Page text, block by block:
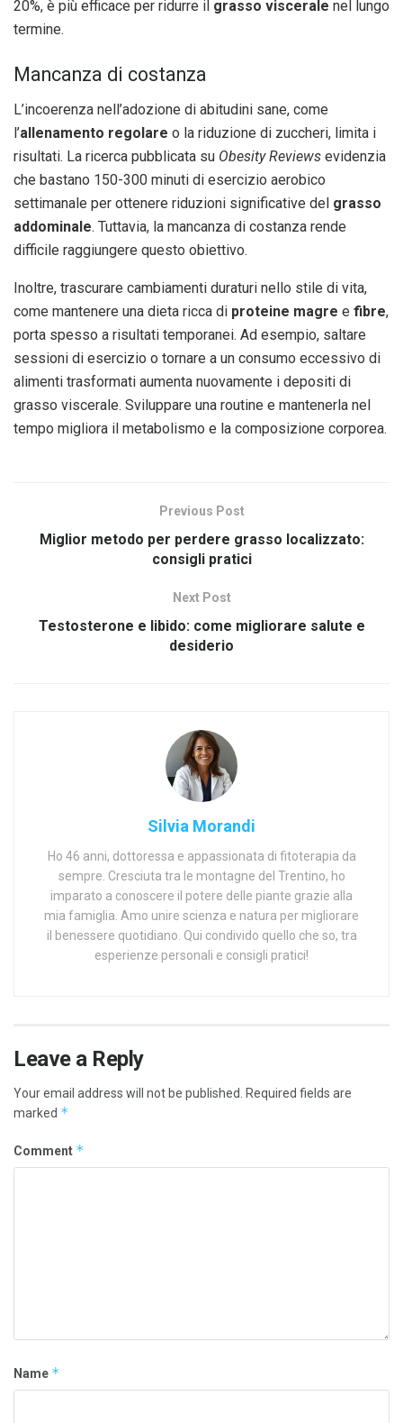
20%, è più efficace per ridurre il grasso viscerale nel lungo
termine.
Mancanza di costanza
L’incoerenza nell’adozione di abitudini sane, come
l’allenamento regolare o la riduzione di zuccheri, limita i
risultati. La ricerca pubblicata su Obesity Reviews evidenzia
che bastano 150-300 minuti di esercizio aerobico
settimanale per ottenere riduzioni significative del grasso
addominale. Tuttavia, la mancanza di costanza rende
difficile raggiungere questo obiettivo.
Inoltre, trascurare cambiamenti duraturi nello stile di vita,
come mantenere una dieta ricca di proteine magre e fibre,
porta spesso a risultati temporanei. Ad esempio, saltare
sessioni di esercizio o tornare a un consumo eccessivo di
alimenti trasformati aumenta nuovamente i depositi di
grasso viscerale. Sviluppare una routine e mantenerla nel
tempo migliora il metabolismo e la composizione corporea.
Previous Post
Miglior metodo per perdere grasso localizzato:
consigli pratici
Next Post
Testosterone e libido: come migliorare salute e
desiderio
Silvia Morandi
Ho 46 anni, dottoressa e appassionata di fitoterapia da
sempre. Cresciuta tra le montagne del Trentino, ho
imparato a conoscere il potere delle piante grazie alla
mia famiglia. Amo unire scienza e natura per migliorare
il benessere quotidiano. Qui condivido quello che so, tra
esperienze personali e consigli pratici!
Leave a Reply
Your email address will not be published.
Required fields are
marked *
Comment *
Name *